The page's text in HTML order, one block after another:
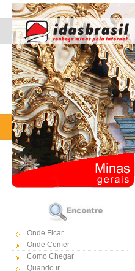
Onde Ficar
Onde Comer
Como Chegar
Quando ir